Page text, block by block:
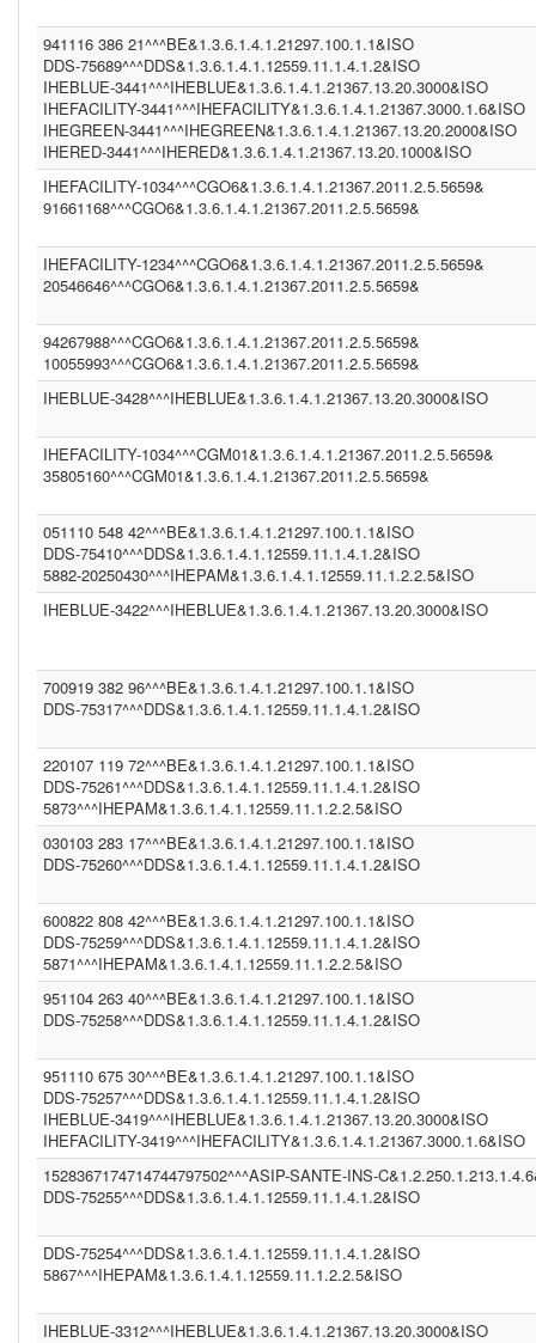
MRZ (1.3.6.1.4.1.12559.11.1.4.1.2)
PIS ()
IHEPAM (1.3.6.1.4.1.12559.11.1.2.2.5)
IM1 (1.3.6.1.4.1.21367.13.20.1000)
(1.3.6.1.4.1.21367.2011.2.5.5524)
WBC (1.3.6.1.4.1.12559.11.1.4.1.2)
(1.2.840.114350.1.13.99998.8734)
PCP (1.101)
CGO3 (1.3.6.1.4.1.21367.2011.2.5.5611)
CGO6 (1.3.6.1.4.1.21367.2011.2.5.5659)
BE (1.3.6.1.4.1.21297.100.1.1)
FR (1.2.250.1.213.1.4.2)
(1.2.9.8.7)
(2.16.840.1.113883.13.37)
ASIP-SANTE-INS-C (1.2.250.1.213.1.4.2)
BE (UNKNOWN)
DDS23 (1.3.6.1.4.1.12559.11.1.4.1.2)
PCP (2.16.840.1.113883.3.109.2.0.1.2.1.100)
IT (2.16.840.1.113883.2.9.4.3.2)
1.3.6.1.4.1.21367.2011.2.5.5659 (1.3.6.1.4.1.21367.2011.2.5.5659)
CPAGE (1.2.250.1.211.10.200.2)
NIST2010-3 (2.16.840.1.113883.3.72.5.9.3)
(2.16.840.1.113883.4.1)
DDS (1.3.6.1.4.1.12559.11.1.4.1.2)
CGOT (1.2.40.0.10.1.6.1.1.1.001.1.1.3.1)
CGEU (1.3.6.1.4.1.21367.2011.2.5.5597)
1.3.6.1.4.1.21367.2011.2.5.5394 (1.3.6.1.4.1.21367.2011.2.5.5659)
COROLAR (1.3.6.1.4.1.21367.13.20.242)
(2.16.840.1.113883.13.230)
DDS (1.3.6.1.4.1.12559.11.1.4.2.4)
IHEBLUE2 (1.3.6.1.4.1.21367.13.20.3001)
SER (1.3.6.1.4.1.21367.2011.2.5.5563)
INFNITTG (1.3.6.1.4.1.21367.2005.13.20.3000)
(1.3.6.1.4.1.21367.2011.2.5.5523)
(1.3.6.1.4.1.21367.13.20.1000)
941116 386 21^^^BE&1.3.6.1.4.1.21297.100.1.1&ISO
DDS-75689^^^DDS&1.3.6.1.4.1.12559.11.1.4.1.2&ISO
IHEBLUE-3441^^^IHEBLUE&1.3.6.1.4.1.21367.13.20.3000&ISO
IHEFACILITY-3441^^^IHEFACILITY&1.3.6.1.4.1.21367.3000.1.6&ISO
IHEGREEN-3441^^^IHEGREEN&1.3.6.1.4.1.21367.13.20.2000&ISO
IHERED-3441^^^IHERED&1.3.6.1.4.1.21367.13.20.1000&ISO
IHEFACILITY-1034^^^CGO6&1.3.6.1.4.1.21367.2011.2.5.5659&
91661168^^^CGO6&1.3.6.1.4.1.21367.2011.2.5.5659&
IHEFACILITY-1234^^^CGO6&1.3.6.1.4.1.21367.2011.2.5.5659&
20546646^^^CGO6&1.3.6.1.4.1.21367.2011.2.5.5659&
94267988^^^CGO6&1.3.6.1.4.1.21367.2011.2.5.5659&
10055993^^^CGO6&1.3.6.1.4.1.21367.2011.2.5.5659&
IHEBLUE-3428^^^IHEBLUE&1.3.6.1.4.1.21367.13.20.3000&ISO
IHEFACILITY-1034^^^CGM01&1.3.6.1.4.1.21367.2011.2.5.5659&
35805160^^^CGM01&1.3.6.1.4.1.21367.2011.2.5.5659&
051110 548 42^^^BE&1.3.6.1.4.1.21297.100.1.1&ISO
DDS-75410^^^DDS&1.3.6.1.4.1.12559.11.1.4.1.2&ISO
5882-20250430^^^IHEPAM&1.3.6.1.4.1.12559.11.1.2.2.5&ISO
IHEBLUE-3422^^^IHEBLUE&1.3.6.1.4.1.21367.13.20.3000&ISO
700919 382 96^^^BE&1.3.6.1.4.1.21297.100.1.1&ISO
DDS-75317^^^DDS&1.3.6.1.4.1.12559.11.1.4.1.2&ISO
220107 119 72^^^BE&1.3.6.1.4.1.21297.100.1.1&ISO
DDS-75261^^^DDS&1.3.6.1.4.1.12559.11.1.4.1.2&ISO
5873^^^IHEPAM&1.3.6.1.4.1.12559.11.1.2.2.5&ISO
030103 283 17^^^BE&1.3.6.1.4.1.21297.100.1.1&ISO
DDS-75260^^^DDS&1.3.6.1.4.1.12559.11.1.4.1.2&ISO
600822 808 42^^^BE&1.3.6.1.4.1.21297.100.1.1&ISO
DDS-75259^^^DDS&1.3.6.1.4.1.12559.11.1.4.1.2&ISO
5871^^^IHEPAM&1.3.6.1.4.1.12559.11.1.2.2.5&ISO
951104 263 40^^^BE&1.3.6.1.4.1.21297.100.1.1&ISO
DDS-75258^^^DDS&1.3.6.1.4.1.12559.11.1.4.1.2&ISO
951110 675 30^^^BE&1.3.6.1.4.1.21297.100.1.1&ISO
DDS-75257^^^DDS&1.3.6.1.4.1.12559.11.1.4.1.2&ISO
IHEBLUE-3419^^^IHEBLUE&1.3.6.1.4.1.21367.13.20.3000&ISO
IHEFACILITY-3419^^^IHEFACILITY&1.3.6.1.4.1.21367.3000.1.6&ISO
1528367174714744797502^^^ASIP-SANTE-INS-
DDS-75255^^^DDS&1.3.6.1.4.1.12559.11.1.4.1.2&ISO
DDS-75254^^^DDS&1.3.6.1.4.1.12559.11.1.4.1.2&ISO
5867^^^IHEPAM&1.3.6.1.4.1.12559.11.1.2.2.5&ISO
IHEBLUE-3312^^^IHEBLUE&1.3.6.1.4.1.21367.13.20.3000&ISO